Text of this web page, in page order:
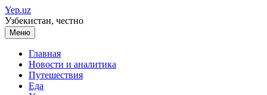
Перейти
к
содержимому
Yep.uz
Узбекистан, честно
Меню
Главная
Новости и аналитика
Путешествия
Еда